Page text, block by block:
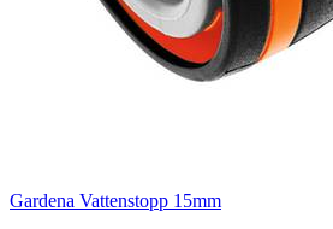
Gardena Vattenstopp 15mm